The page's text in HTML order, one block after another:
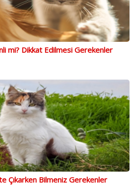
mi? Dikkat Edilmesi Gerekenler
Çıkarken Bilmeniz Gerekenler